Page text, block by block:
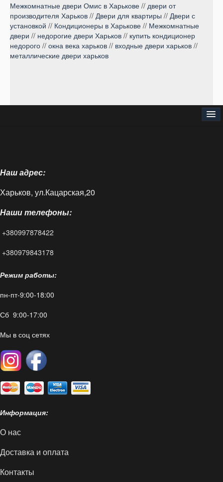
Межкомнатные двери Омис в Харькове // двери от
производителя Харьков // Двери для квартиры // Двери с
установкой // Кондиционеры в Харькове // Межкомнатные
двери // недорогие двери Харьков // купить кондиционер
недорого // окна века харьков // входные двери харьков //
металлические двери харьков
Доставка и оплата
Блог
FAQ
Контакты
Наш адрес:
Харьков, ул.Кацарская,20
Наши телефоны:
+380997878422
+380979843178
Режим работы:
пн-пт-9:00-18:00
Сб 9:00-17:00
Мы в соц сетях
Информация:
О нас
Доставка и оплата
Контакты